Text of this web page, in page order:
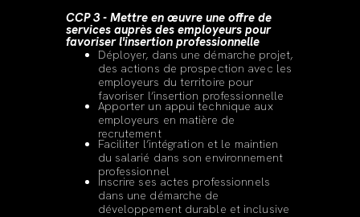
CCP 3 - Mettre en œuvre une offre de
services auprès des employeurs pour
favoriser l'insertion professionnelle
Déployer, dans une démarche projet,
des actions de prospection avec les
employeurs du territoire pour
favoriser l’insertion professionnelle
Apporter un appui technique aux
employeurs en matière de
recrutement
Faciliter l’intégration et le maintien
du salarié dans son environnement
professionnel
Inscrire ses actes professionnels
dans une démarche de
développement durable et inclusive